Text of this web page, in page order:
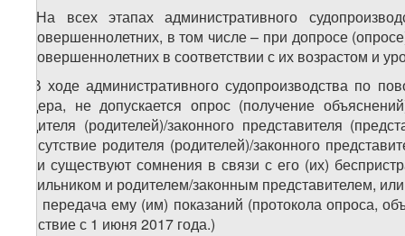
3. На всех этапах административного
несовершеннолетних, в том числе – при допросе
несовершеннолетних в соответствии с их возрастом и
4. В ходе административного судопроизводства по
ордера, не допускается опрос (получение
родителя (родителей)/законного представителя
присутствие родителя (родителей)/законного
если существуют сомнения в связи с его (их)
насильником и родителем/законным представителем,
или передача ему (им) показаний (протокола опроса,
действие с 1 июня 2017 года.)